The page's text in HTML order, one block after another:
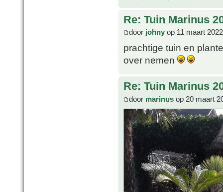
Re: Tuin Marinus
door johny op 11 maart
prachtige tuin en
over nemen
Re: Tuin Marinus
door marinus op 20 maart